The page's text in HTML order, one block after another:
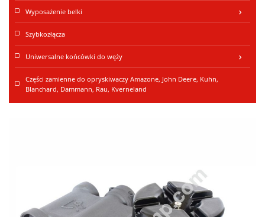
Wyposażenie belki keyboard_arrow_right
Szybkozłącza
Uniwersalne końcówki do węży keyboard_arrow_right
Części zamienne do opryskiwaczy Amazone, John Deere, Kuhn,
Blanchard, Dammann, Rau, Kverneland